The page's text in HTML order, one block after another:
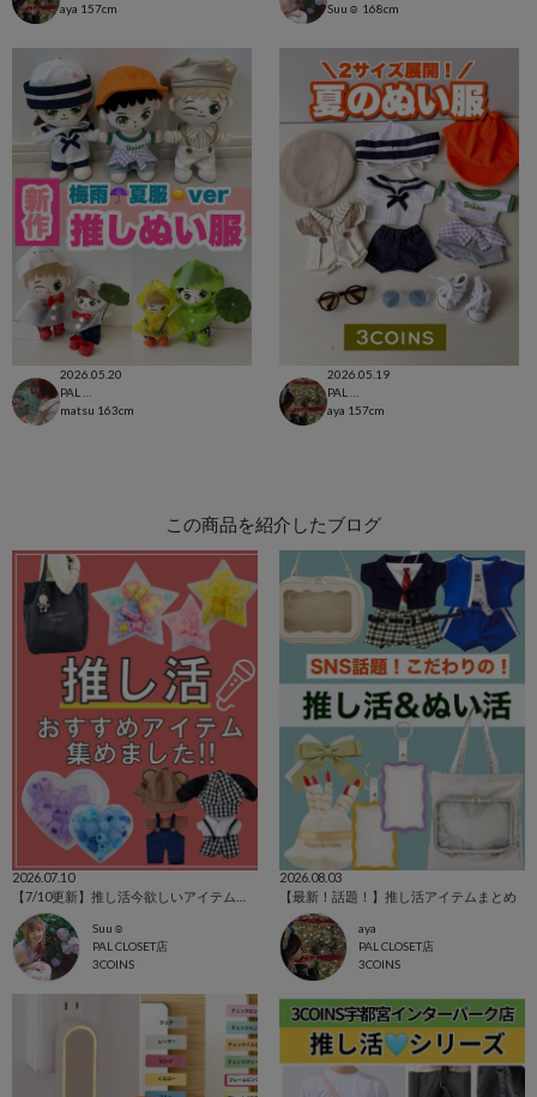
aya 157cm
Suu☺︎ 168cm
2026.05.20
matsu 163cm
2026.05.19
aya 157cm
この商品を紹介したブログ
2026.07.10
Suu☺︎
PAL CLOSET店
3COINS
2026.08.03
【最新！話題！】推し活アイテムまとめ
aya
PAL CLOSET店
3COINS